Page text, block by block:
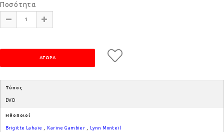
Ποσότητα
Τύπος
DVD
Ηθοποιοί
Brigitte Lahaie Karine Gambier Lynn Monteil